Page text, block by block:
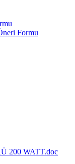
Formu
200 WATT.doc